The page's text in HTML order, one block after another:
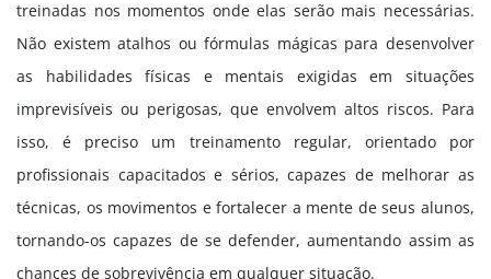
treinadas nos momentos onde elas serão mais necessárias.
Não existem atalhos ou fórmulas mágicas para desenvolver
as habilidades físicas e mentais exigidas em situações
imprevisíveis ou perigosas, que envolvem altos riscos. Para
isso, é preciso um treinamento regular, orientado por
profissionais capacitados e sérios, capazes de melhorar as
técnicas, os movimentos e fortalecer a mente de seus alunos,
tornando-os capazes de se defender, aumentando assim as
chances de sobrevivência em qualquer situação.